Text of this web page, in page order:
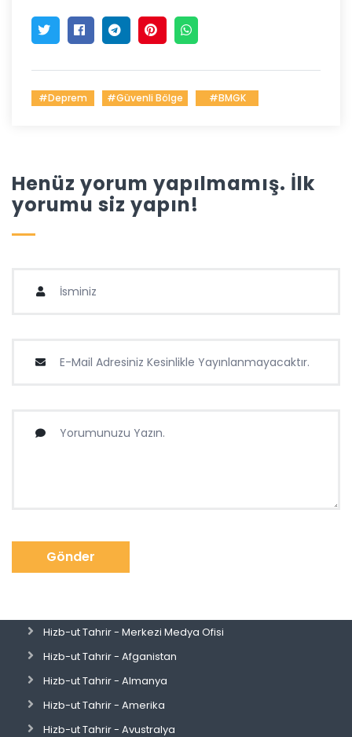
#deprem #güvenli Bölge #BMGK
Henüz yorum yapılmamış. İlk
yorumu siz yapın!
Gönder
Hizb-ut Tahrir - Merkezi Medya Ofisi
Hizb-ut Tahrir - Afganistan
Hizb-ut Tahrir - Almanya
Hizb-ut Tahrir - Amerika
Hizb-ut Tahrir - Avustralya